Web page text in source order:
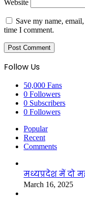
Website
Save my name,
time I comment.
Follow Us
50,000 Fans
0 Followers
0 Subscribers
0 Followers
Popular
Recent
Comments
मध्यप्रदेश में दो
March 16, 2025